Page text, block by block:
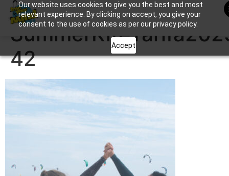
Our website uses cookies to give you the best and most
relevant experience. By clicking on accept, you give your
consent to the use of cookies as per our privacy policy.
Accept
Apuntame !
42